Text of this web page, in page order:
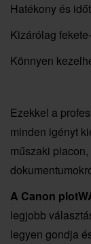
Hatékony és
Kizárólag
Könnyen
Ezekkel a
minden igényt
műszaki
A Canon
legjobb
legyen gondja